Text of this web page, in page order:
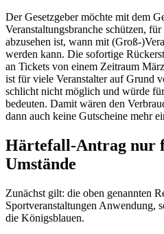
Der Gesetzgeber möchte mit dem
Veranstaltungsbranche schützen,
abzusehen ist, wann mit (Groß-
werden kann. Die sofortige
an Tickets von einem Zeitraum
ist für viele Veranstalter auf Grund
schlicht nicht möglich und würde
bedeuten. Damit wären den
dann auch keine Gutscheine mehr
Härtefall-Antrag nur
Umstände
Zunächst gilt: die oben genannten
Sportveranstaltungen Anwendung,
die Königsblauen.